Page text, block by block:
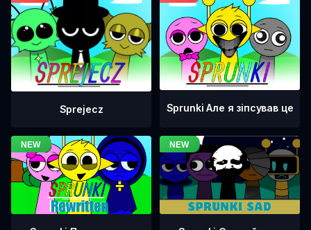
Sprejecz Sprunki Але я зіпсував це